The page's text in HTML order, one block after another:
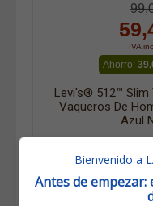
IVA
Ahorro:
Levi's® 512™ Slim
Vaqueros De
Azul
Bienvenido a
Antes de